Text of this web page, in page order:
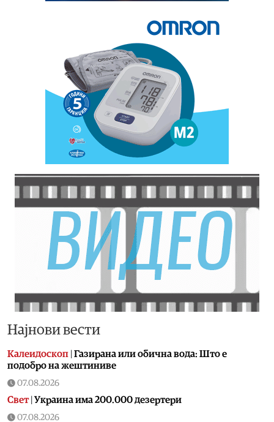
Најнови вести
Калеидоскоп Газирана или обична вода: Што е
подобро на жештиниве
07.08.2026
Свет| Украина има 200.000 дезертери
07.08.2026